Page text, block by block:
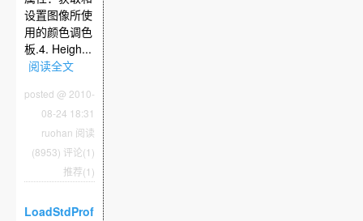
设置图像所使
用的颜色调色
板.4. Heigh...
阅读全文
posted @ 2010-
08-24 18:31
ruohan 阅读
(8953) 评论(1)
推荐(1)
LoadStdProf